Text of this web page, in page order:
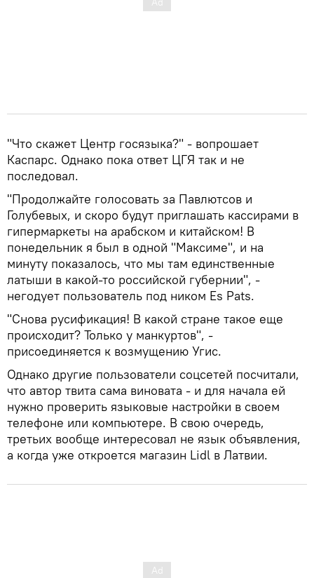
"Что скажет Центр госязыка?" - вопрошает
Каспарс. Однако пока ответ ЦГЯ так и не
последовал.
"Продолжайте голосовать за Павлютсов и
Голубевых, и скоро будут приглашать кассирами в
гипермаркеты на арабском и китайском! В
понедельник я был в одной "Максиме", и на
минуту показалось, что мы там единственные
латыши в какой-то российской губернии", -
негодует пользователь под ником Es Pats.
"Снова русификация! В какой стране такое еще
происходит? Только у манкуртов", -
присоединяется к возмущению Угис.
Однако другие пользователи соцсетей посчитали,
что автор твита сама виновата - и для начала ей
нужно проверить языковые настройки в своем
телефоне или компьютере. В свою очередь,
третьих вообще интересовал не язык объявления,
а когда уже откроется магазин Lidl в Латвии.